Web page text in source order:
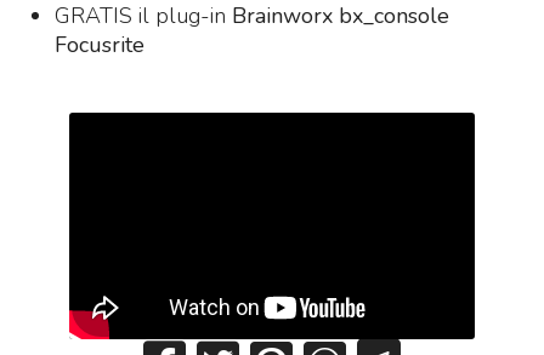
GRATIS il plug-in Brainworx bx_console
Focusrite